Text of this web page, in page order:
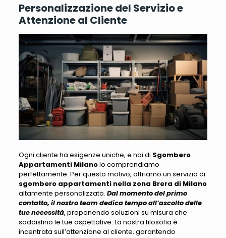
Personalizzazione del Servizio e
Attenzione al Cliente
Ogni cliente ha esigenze uniche, e noi di Sgombero
Appartamenti Milanolo comprendiamo
perfettamente. Per questo motivo, offriamo un servizio di
sgombero appartamenti nella zona Brera di Milano
altamente personalizzato. Dal momento del primo
contatto, il nostro team dedica tempo all’ascolto delle
tue necessità, proponendo soluzioni su misura che
soddisfino le tue aspettative. La nostra filosofia è
incentrata sull’attenzione al cliente, garantendo